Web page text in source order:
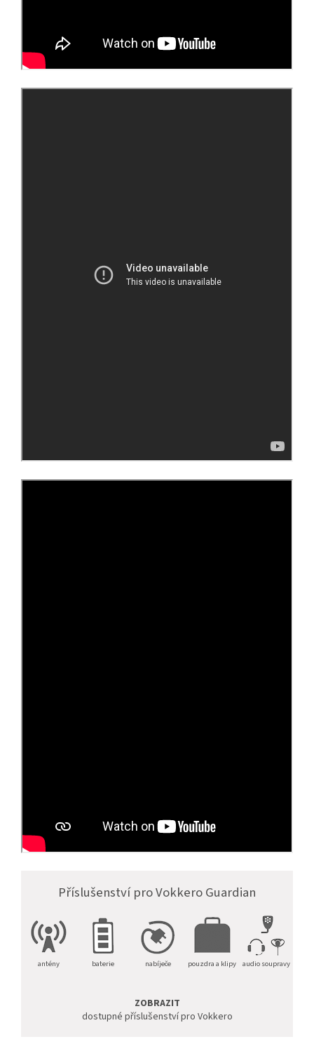
Příslušenství pro Vokkero Guardian
antény baterie nabíječe pouzdra a klipy audio soupravy
ZOBRAZIT
dostupné příslušenství pro Vokkero